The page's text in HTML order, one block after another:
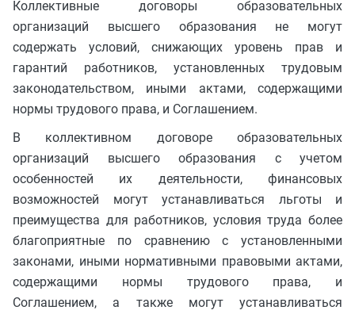
Коллективные договоры образовательных
организаций высшего образования не могут
содержать условий, снижающих уровень прав и
гарантий работников, установленных трудовым
законодательством, иными актами, содержащими
нормы трудового права, и Соглашением.
В коллективном договоре образовательных
организаций высшего образования с учетом
особенностей их деятельности, финансовых
возможностей могут устанавливаться льготы и
преимущества для работников, условия труда более
благоприятные по сравнению с установленными
законами, иными нормативными правовыми актами,
содержащими нормы трудового права, и
Соглашением, а также могут устанавливаться